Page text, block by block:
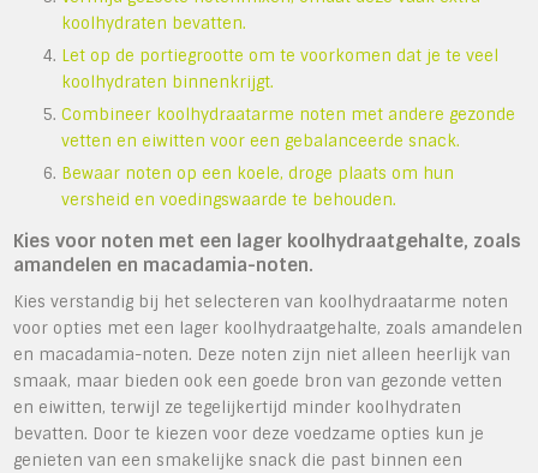
koolhydraten bevatten.
Let op de portiegrootte om te voorkomen dat je te veel
koolhydraten binnenkrijgt.
Combineer koolhydraatarme noten met andere gezonde
vetten en eiwitten voor een gebalanceerde snack.
Bewaar noten op een koele, droge plaats om hun
versheid en voedingswaarde te behouden.
Kies voor noten met een lager koolhydraatgehalte, zoals
amandelen en macadamia-noten.
Kies verstandig bij het selecteren van koolhydraatarme noten
voor opties met een lager koolhydraatgehalte, zoals amandelen
en macadamia-noten. Deze noten zijn niet alleen heerlijk van
smaak, maar bieden ook een goede bron van gezonde vetten
en eiwitten, terwijl ze tegelijkertijd minder koolhydraten
bevatten. Door te kiezen voor deze voedzame opties kun je
genieten van een smakelijke snack die past binnen een